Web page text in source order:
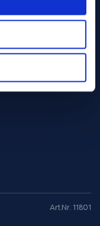
Art.Nr. 10107
Art.Nr. 11801